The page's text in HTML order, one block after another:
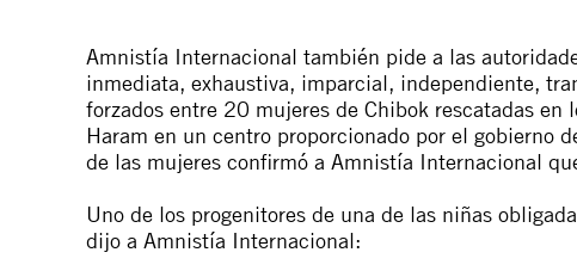
Amnistía Internacional también pide a las
inmediata, exhaustiva, imparcial, independiente,
forzados entre 20 mujeres de Chibok rescatadas
Haram en un centro proporcionado por el gobierno
de las mujeres confirmó a Amnistía Internacional
Uno de los progenitores de una de las niñas
dijo a Amnistía Internacional: